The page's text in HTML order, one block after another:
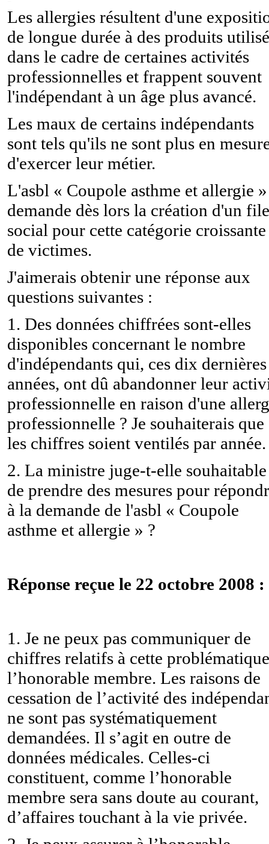
Les allergies résultent d'une
de longue durée à des produits
dans le cadre de certaines activités
professionnelles et frappent souvent
l'indépendant à un âge plus avancé.
Les maux de certains indépendants
sont tels qu'ils ne sont plus en
d'exercer leur métier.
L'asbl « Coupole asthme et allergie »
demande dès lors la création d'un
social pour cette catégorie croissante
de victimes.
J'aimerais obtenir une réponse aux
questions suivantes :
1. Des données chiffrées sont-elles
disponibles concernant le nombre
d'indépendants qui, ces dix dernières
années, ont dû abandonner leur
professionnelle en raison d'une
professionnelle ? Je souhaiterais que
les chiffres soient ventilés par année.
2. La ministre juge-t-elle souhaitable
de prendre des mesures pour
à la demande de l'asbl « Coupole
asthme et allergie » ?
Réponse reçue le 22 octobre 2008 :
1. Je ne peux pas communiquer de
chiffres relatifs à cette
l’honorable membre. Les raisons de
cessation de l’activité des
ne sont pas systématiquement
demandées. Il s’agit en outre de
données médicales. Celles-ci
constituent, comme l’honorable
membre sera sans doute au courant,
d’affaires touchant à la vie privée.